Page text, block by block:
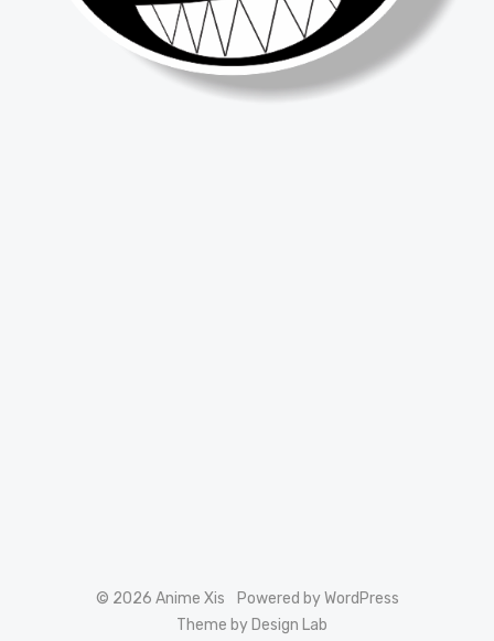
© 2026 Anime Xis
Powered by WordPress
Theme by Design Lab